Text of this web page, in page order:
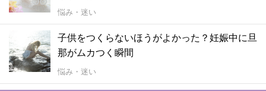
悩み・迷い
子供をつくらないほうがよかった？妊娠中に旦
那がムカつく瞬間
悩み・迷い